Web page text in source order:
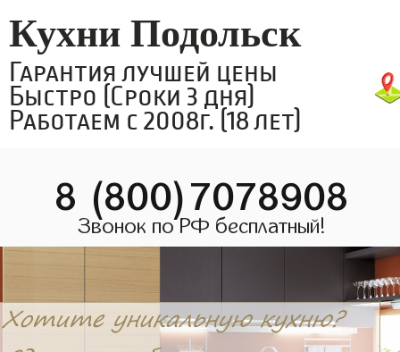
Кухни Подольск
Гарантия лучшей цены
Быстро (Сроки 3 дня)
Работаем с 2008г. (18 лет)
8 (800)7078908
Звонок по РФ бесплатный!